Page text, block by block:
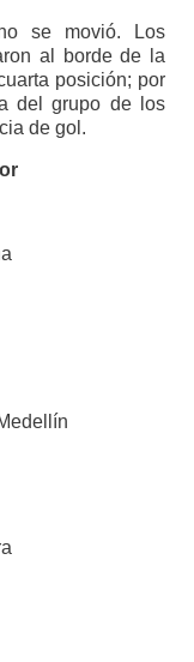
se movió. Los
al borde de la
posición; por
del grupo de los
de gol.